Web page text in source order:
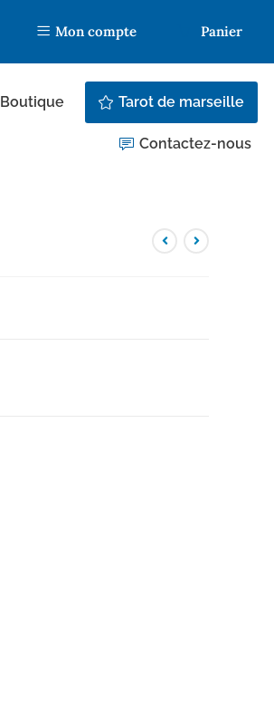
Mon compte Panier
Boutique Tarot de marseille
Contactez-nous